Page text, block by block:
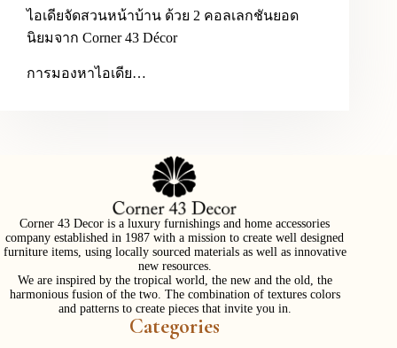
ไอเดียจัดสวนหน้าบ้าน ด้วย 2 คอลเลกชันยอด
นิยมจาก Corner 43 Décor
การมองหาไอเดีย…
Corner 43 Decor is a luxury furnishings and home accessories
company established in 1987 with a mission to create well designed
furniture items, using locally sourced materials as well as innovative
new resources.
We are inspired by the tropical world, the new and the old, the
harmonious fusion of the two. The combination of textures colors
and patterns to create pieces that invite you in.
Categories